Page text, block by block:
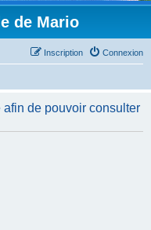
de Mario
Connexion
Inscription
de pouvoir consulter